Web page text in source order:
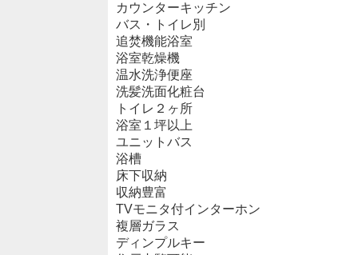
カウンターキッチン
バス・トイレ別
追焚機能浴室
浴室乾燥機
温水洗浄便座
洗髪洗面化粧台
トイレ２ヶ所
浴室１坪以上
ユニットバス
浴槽
床下収納
収納豊富
TVモニタ付インターホン
複層ガラス
ディンプルキー